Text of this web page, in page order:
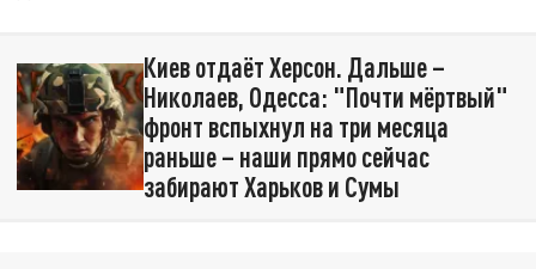
Киев отдаёт Херсон. Дальше –
Николаев, Одесса: "Почти мёртвый"
фронт вспыхнул на три месяца
раньше – наши прямо сейчас
забирают Харьков и Сумы